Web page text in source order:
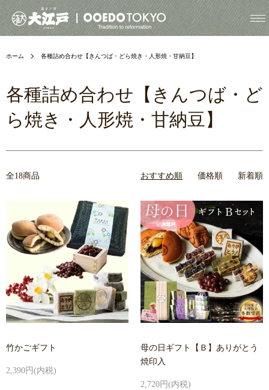
ホーム 各種詰め合わせ【きんつば・どら焼き・人形焼・甘納豆】
各種詰め合わせ【きんつば・ど
ら焼き・人形焼・甘納豆】
全18商品 おすすめ順 価格順 新着順
竹かごギフト
2,390円(内税)
母の日ギフト【Ｂ】ありがとう
焼印入
2,720円(内税)